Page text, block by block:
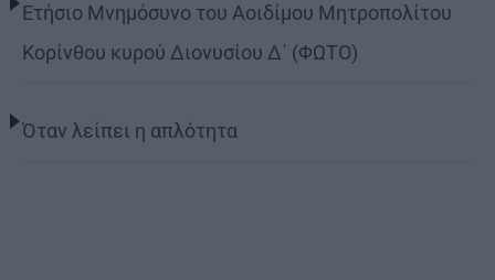
Ετήσιο Μνημόσυνο του Αοιδίμου Μητροπολίτου
Κορίνθου κυρού Διονυσίου Δ΄ (ΦΩΤΟ)
Όταν λείπει η απλότητα